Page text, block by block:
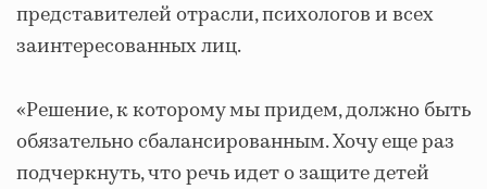
представителей отрасли, психологов и всех
заинтересованных лиц.
«Решение, к которому мы придем, должно быть
обязательно сбалансированным. Хочу еще раз
подчеркнуть, что речь идет о защите детей